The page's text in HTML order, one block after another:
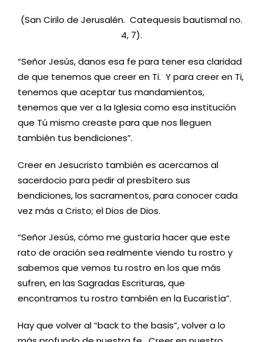
(San Cirilo de Jerusalén. Catequesis bautismal no.
4, 7).
“Señor Jesús, danos esa fe para tener esa claridad
de que tenemos que creer en Ti. Y para creer en Ti,
tenemos que aceptar tus mandamientos,
tenemos que ver a la Iglesia como esa institución
que Tú mismo creaste para que nos lleguen
también tus bendiciones”.
Creer en Jesucristo también es acercarnos al
sacerdocio para pedir al presbítero sus
bendiciones, los sacramentos, para conocer cada
vez más a Cristo; el Dios de Dios.
“Señor Jesús, cómo me gustaría hacer que este
rato de oración sea realmente viendo tu rostro y
sabemos que vemos tu rostro en los que más
sufren, en las Sagradas Escrituras, que
encontramos tu rostro también en la Eucaristía”.
Hay que volver al “back to the basis”, volver a lo